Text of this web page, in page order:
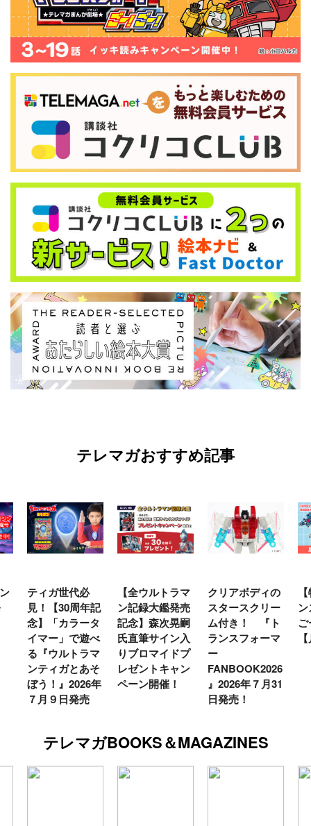
テレマガおすすめ記事
ティガ世代必
見！【30周年記
念】「カラータ
イマー」で遊べ
る『ウルトラマ
ンティガとあそ
ぼう！』2026年
７月９日発売
【全ウルトラマ
ン記録大鑑発売
記念】森次晃嗣
氏直筆サイン入
りブロマイドプ
レゼントキャン
ペーン開催！
クリアボディの
スタースクリー
ム付き！ 『ト
ランスフォーマ
ー
FANBOOK2026
』2026年７月31
日発売！
テレマガBOOKS＆MAGAZINES